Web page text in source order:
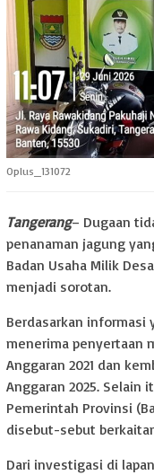
Oplus_131072
Tangerang– Dugaan
penanaman jagung
Badan Usaha Milik
menjadi sorotan.
Berdasarkan informasi
menerima penyertaan
Anggaran 2021 dan
Anggaran 2025. Selain
Pemerintah Provinsi
disebut-sebut
Dari investigasi di